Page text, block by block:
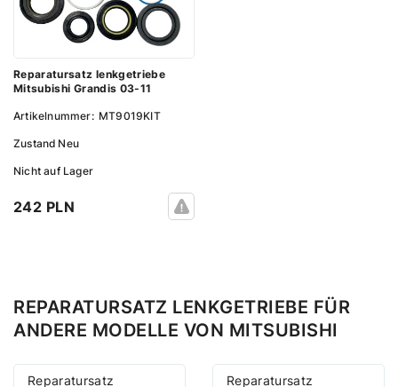
Reparatursatz lenkgetriebe
Mitsubishi Grandis 03-11
Artikelnummer: MT9019KIT
Zustand Neu
Nicht auf Lager
242 PLN
REPARATURSATZ LENKGETRIEBE FÜR
ANDERE MODELLE VON MITSUBISHI
Reparatursatz
Reparatursatz